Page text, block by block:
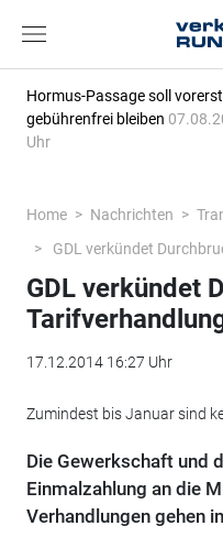
Hormus-Passage soll vorerst
gebührenfrei bleiben
Uhr
Home Nachrichten
GDL verkündet
GDL verkündet
17.12.2014 16:27 Uhr
Zumindest bis Januar sind
Die Gewerkschaft und
Einmalzahlung an die
Verhandlungen gehen